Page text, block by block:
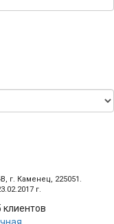
г. Каменец, 225051.
г.
клиентов